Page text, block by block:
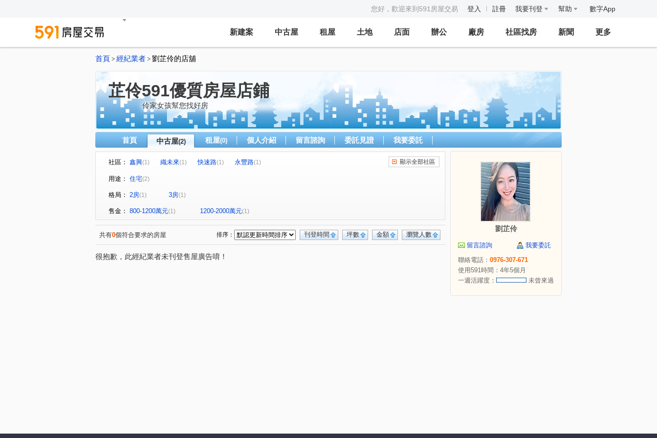
您好，歡迎來到591房屋交易 登入 註冊 我要刊登 幫助 數字App
新建案 中古屋 租屋 土地 店面 辦公 廠房 社區找房 新聞 更多
首頁 > 經紀業者 > 劉芷伶的店舖
芷伶591優質房屋店鋪
伶家女孩幫您找好房
首頁 中古屋(2) 租屋(0) 個人介紹 留言諮詢 委託見證 我要委託
社區： 鑫興(1) 織未來(1) 快速路(1) 永豐路(1) 顯示全部社區
用途： 住宅(2)
格局： 2房(1) 3房(1)
售金： 800-1200萬元(1) 1200-2000萬元(1)
共有0個符合要求的房屋 瀏覽人數
金額
坪數
刊登時間
排序：
很抱歉，此經紀業者未刊登售屋廣告唷！
劉芷伶
留言諮詢
我要委託
聯絡電話： 0976-307-671
使用591時間：4年5個月
一週活躍度：
未曾來過